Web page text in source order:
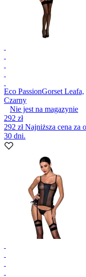
Eco PassionGorset Leafa,
Czarny
Nie jest na magazynie
292 zł
292 złNajniższa cena za
30 dni.